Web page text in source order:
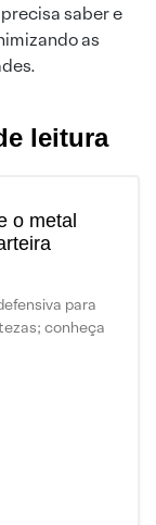
saber e
as
leitura
o metal
para
conheça